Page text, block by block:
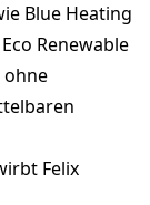
Blue Heating
Renewable
ohne
Felix